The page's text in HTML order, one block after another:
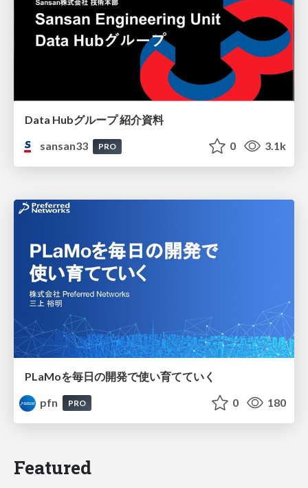
Data Hubグループ 紹介資料
sansan33
PRO 0 3.1k
PLaMoを毎日の開発で使い育てていく
pfn
PRO 0 180
Featured